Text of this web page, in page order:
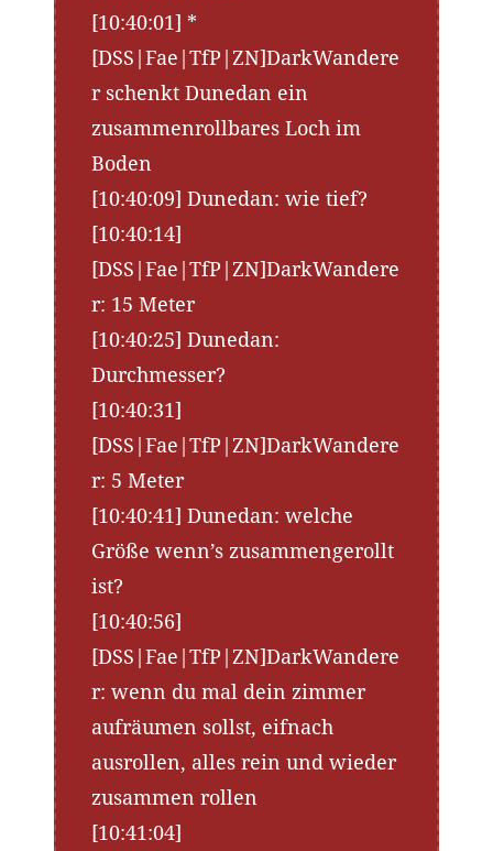
[10:40:01] *
[DSS|Fae|TfP|ZN]DarkWandere
r schenkt Dunedan ein
zusammenrollbares Loch im
Boden
[10:40:09] Dunedan: wie tief?
[10:40:14]
[DSS|Fae|TfP|ZN]DarkWandere
r: 15 Meter
[10:40:25] Dunedan:
Durchmesser?
[10:40:31]
[DSS|Fae|TfP|ZN]DarkWandere
r: 5 Meter
[10:40:41] Dunedan: welche
Größe wenn’s zusammengerollt
ist?
[10:40:56]
[DSS|Fae|TfP|ZN]DarkWandere
r: wenn du mal dein zimmer
aufräumen sollst, eifnach
ausrollen, alles rein und wieder
zusammen rollen
[10:41:04]